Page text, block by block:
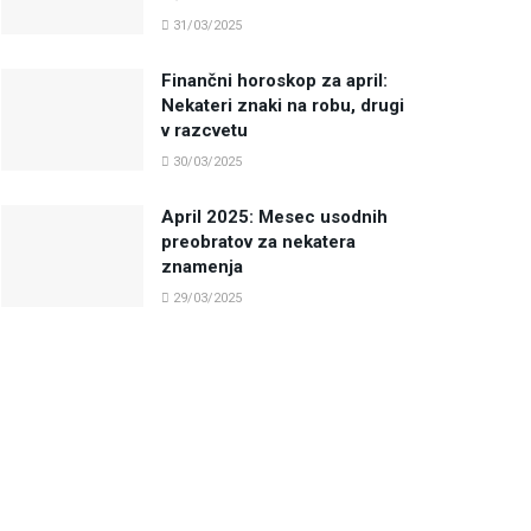
31/03/2025
Finančni horoskop za april:
Nekateri znaki na robu, drugi
v razcvetu
30/03/2025
April 2025: Mesec usodnih
preobratov za nekatera
znamenja
29/03/2025